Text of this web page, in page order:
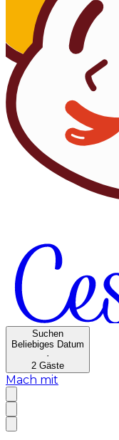
Suchen
Beliebiges Datum
·
2 Gäste
Mach mit